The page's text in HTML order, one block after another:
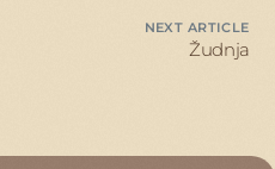
NEXT ARTICLE
Žudnja